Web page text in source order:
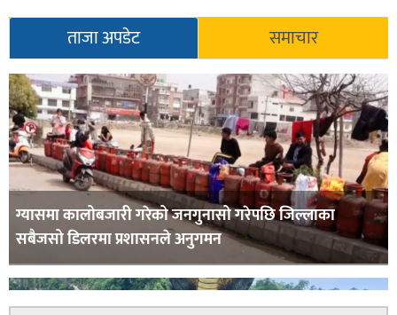
ताजा अपडेट समाचार
ग्यासमा कालोबजारी गरेको जनगुनासो गरेपछि जिल्लाका
सबैजसो डिलरमा प्रशासनले अनुगमन